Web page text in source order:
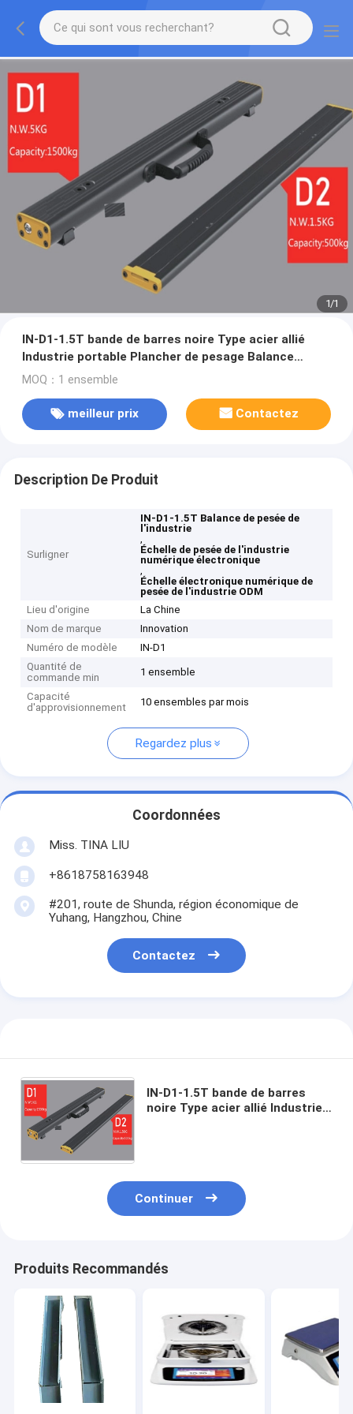
1/1
IN-D1-1.5T bande de barres noire Type acier allié
Industrie portable Plancher de pesage Balance
électronique numérique ODM
MOQ：1 ensemble
meilleur prix Contactez
Description De Produit
Surligner
IN-D1-1.5T Balance de pesée de
l'industrie
,
Échelle de pesée de l'industrie
numérique électronique
,
Échelle électronique numérique de
pesée de l'industrie ODM
Lieu d'origine
La Chine
Nom de marque
Innovation
Numéro de modèle
IN-D1
Quantité de
commande min
1 ensemble
Capacité
d'approvisionnement
10 ensembles par mois
Regardez plus
Coordonnées
Miss. TINA LIU
+8618758163948
#201, route de Shunda, région économique de
Yuhang, Hangzhou, Chine
Contactez
IN-D1-1.5T bande de barres
noire Type acier allié Industrie
Continuer
Produits Recommandés